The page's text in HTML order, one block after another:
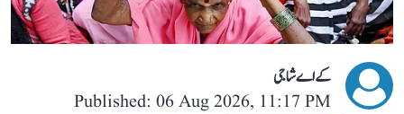
کے اے شاجی
Published: 06 Aug 2026, 11:17 PM